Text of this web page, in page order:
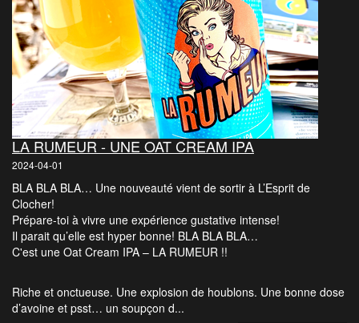
LA RUMEUR - UNE OAT CREAM IPA
2024-04-01
BLA BLA BLA… Une nouveauté vient de sortir à L’Esprit de
Clocher!
Prépare-toi à vivre une expérience gustative intense!
Il parait qu’elle est hyper bonne! BLA BLA BLA…
C'est une Oat Cream IPA – LA RUMEUR !!
Riche et onctueuse. Une explosion de houblons. Une bonne dose
d’avoine et psst… un soupçon d...